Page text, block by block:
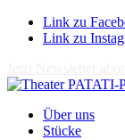
Link zu
Link zu
Über uns
Stücke